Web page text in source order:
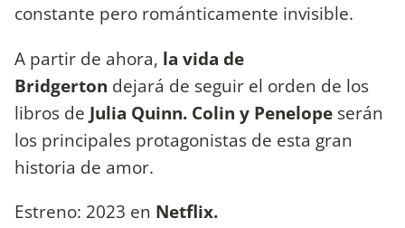
constante pero románticamente invisible.
A partir de ahora, la vida de
Bridgerton dejará de seguir el orden de los
libros de Julia Quinn. Colin y Penelope serán
los principales protagonistas de esta gran
historia de amor.
Estreno: 2023 en Netflix.